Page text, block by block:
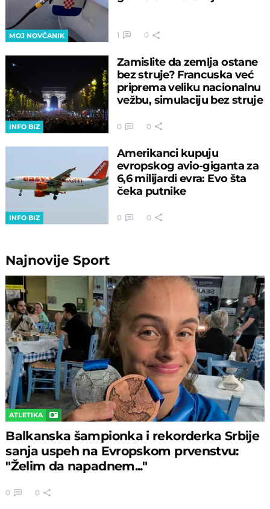
MOJ NOVČANIK 1 0
INFO BIZ
Zamislite da zemlja ostane
bez struje? Francuska već
priprema veliku nacionalnu
vežbu, simulaciju bez struje
0 0
INFO BIZ
Amerikanci kupuju
evropskog avio-giganta za
6,6 milijardi evra: Evo šta
čeka putnike
0 0
NajnovijeSport
ATLETIKA
Balkanska šampionka i rekorderka Srbije
sanja uspeh na Evropskom prvenstvu:
"Želim da napadnem..."
0 0